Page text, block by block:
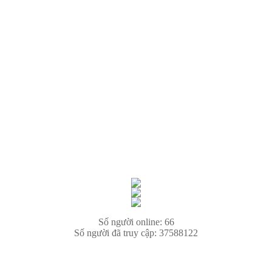
Số người online: 66
Số người đã truy cập: 37588122